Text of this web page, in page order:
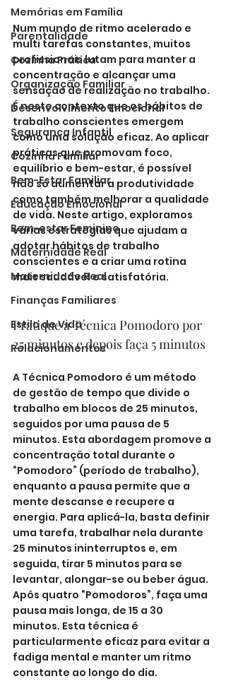
Memórias em Família
Parentalidade
Cozinha Prática
Organização Familiar
Desenvolvimento Emocional
Segurança Infantil
Cozinha Familiar
Bem-Estar Familiar
Educação Emocional
Bem-estar Feminino
Maternidade Real
Maternidade Real
Finanças Familiares
Estilo de Vida
Relacionamentos
Num mundo de ritmo acelerado e
multi tarefas constantes, muitos
profissionais lutam para manter a
concentração e alcançar uma
sensação de realização no trabalho.
É neste contexto que os hábitos de
trabalho conscientes emergem
como uma solução eficaz. Ao aplicar
práticas que promovam foco,
equilíbrio e bem-estar, é possível
não só aumentar a produtividade
como também melhorar a qualidade
de vida. Neste artigo, exploramos
várias estratégias que ajudam a
adotar hábitos de trabalho
conscientes e a criar uma rotina
mais saudável e satisfatória.
Pratique a Técnica Pomodoro por
25 minutos e depois faça 5 minutos
A Técnica Pomodoro é um método
de gestão de tempo que divide o
trabalho em blocos de 25 minutos,
seguidos por uma pausa de 5
minutos. Esta abordagem promove a
concentração total durante o
“Pomodoro” (período de trabalho),
enquanto a pausa permite que a
mente descanse e recupere a
energia. Para aplicá-la, basta definir
uma tarefa, trabalhar nela durante
25 minutos ininterruptos e, em
seguida, tirar 5 minutos para se
levantar, alongar-se ou beber água.
Após quatro “Pomodoros”, faça uma
pausa mais longa, de 15 a 30
minutos. Esta técnica é
particularmente eficaz para evitar a
fadiga mental e manter um ritmo
constante ao longo do dia.